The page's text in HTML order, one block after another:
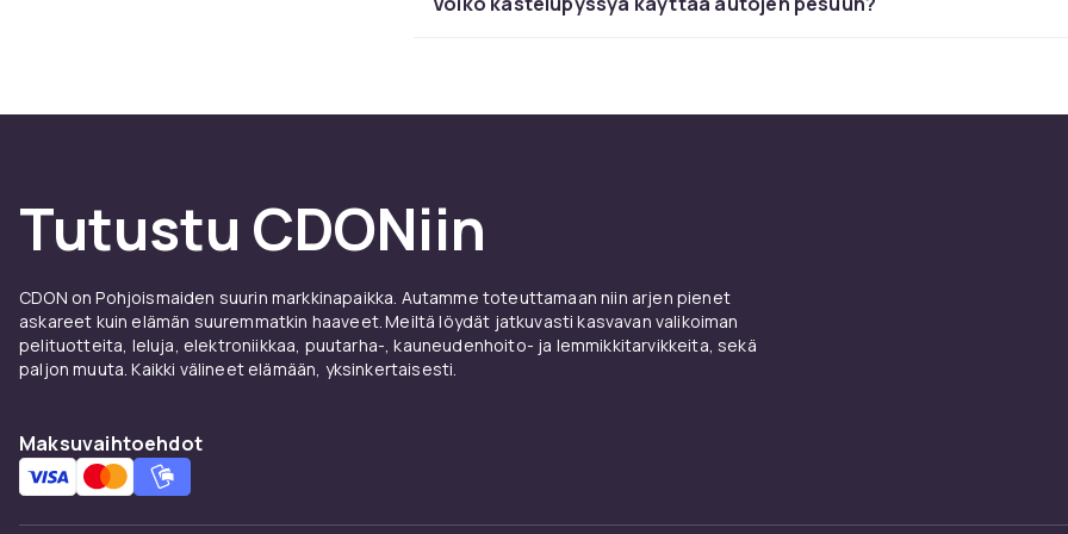
Bensiini- ja sähkökäyttöiset moottorisahat sopivat suurempiin oksiin ja
harvennukseen. Akku- ja johdollinen sähkösaha toimii hiljaa ja sopii
leikkaukseen. Turvavarustus kuten suojakäsineet ja kypärä on
CDON saat sahoja sekä merkkituotemuksia että edullisia vaihtoehtoja.
Tutustu CDONiin
CDON on Pohjoismaiden suurin markkinapaikka. Autamme toteuttamaan niin arjen pienet
askareet kuin elämän suuremmatkin haaveet. Meiltä löydät jatkuvasti kasvavan valikoiman
pelituotteita, leluja, elektroniikkaa, puutarha-, kauneudenhoito- ja lemmikkitarvikkeita, sekä
paljon muuta. Kaikki välineet elämään, yksinkertaisesti.
Maksuvaihtoehdot